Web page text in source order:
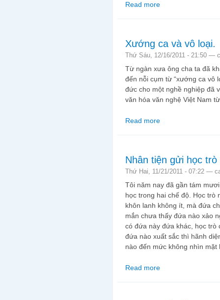
Read more
Xướng ca và vô loại.
Thứ Sáu, 12/16/2011 - 21:50 —
Từ ngàn xưa ông cha ta đã
đến nỗi cụm từ “xướng ca vô
đức cho một nghề nghiệp đã
văn hóa văn nghệ Việt Nam
Read more
Nhân tiện gửi học
Thứ Hai, 11/21/2011 - 07:22 —
Tôi năm nay đã gần tám
học trong hai chế độ. Học
khôn lanh không ít, mà đứa
mắn chưa thấy đứa nào xảo
có đứa này đứa khác, học trò
đứa nào xuất sắc thì hãnh
nào đến mức không nhìn
Read more